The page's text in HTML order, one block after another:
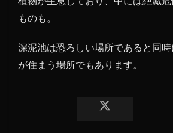
ものも。
深泥池は恐ろしい場所であると同
が住まう場所でもあります。